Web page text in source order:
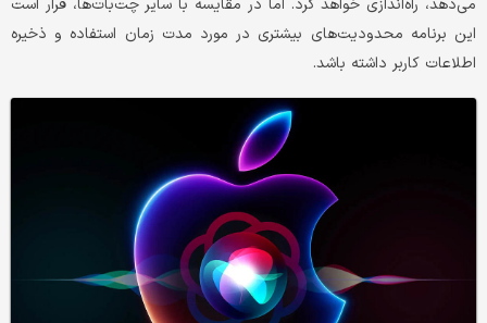
می‌دهد، راه‌اندازی خواهد کرد. اما در مقایسه با سایر چت‌بات‌ها، قرار است
این برنامه محدودیت‌های بیشتری در مورد مدت زمان استفاده و ذخیره
اطلاعات کاربر داشته باشد.